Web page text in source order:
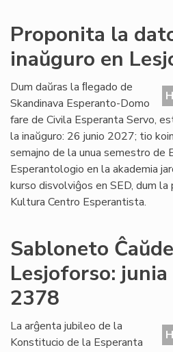
Proponita la
inaŭguro en
Dum daŭras la ﬂegado de
Skandinava Esperanto-Domo
fare de Civila Esperanta Servo,
la inaŭguro: 26 junio 2027; tio
semajno de la unua semestro de
Esperantologio en la akademia
kurso disvolviĝos en SED, dum
Kultura Centro Esperantista.
Sabloneto
Lesjoforso:
2378
La arĝenta jubileo de la
Konstitucio de la Esperanta